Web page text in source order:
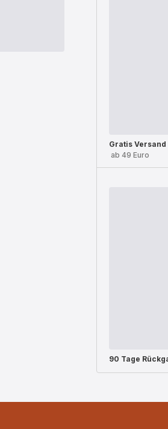
Gratis Versand
ab 49 Euro
90 Tage